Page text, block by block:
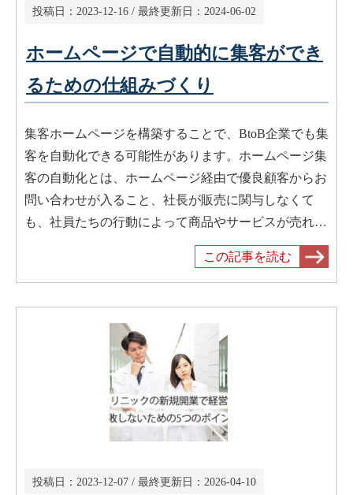
投稿日： 2023-12-16 / 最終更新日： 2024-06-02
ホームページで自動的に集客ができ
るための仕組みづくり
集客ホームページを構築することで、BtoB企業でも集
客を自動化できる可能性があります。ホームページ集
客の自動化とは、ホームページ経由で優良顧客からお
問い合わせが入ること、社長が販売に関与しなくて
も、社員たちの行動によって商品やサービスが売れ…
この記事を読む
投稿日： 2023-12-07 / 最終更新日： 2026-04-10